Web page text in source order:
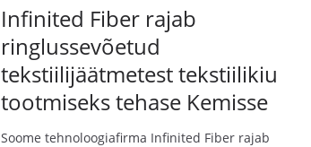
Infinited Fiber rajab
ringlussevõetud
tekstiilijäätmetest tekstiilikiu
tootmiseks tehase Kemisse
Soome tehnoloogiafirma Infinited Fiber rajab